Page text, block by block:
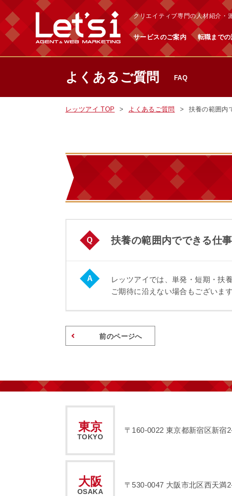
クリエイティブ専門の人材紹介・
サービスのご案内 転職まで
よくあるご質問 FAQ
レッツアイ TOP よくあるご質問 扶養の範囲内
扶養の範囲内でできる仕
レッツアイでは、単発・短期・扶
ご期待に沿えない場合もございます
前のページへ
東京
TOKYO
〒160-0022 東京都新宿区新宿
大阪
OSAKA
〒530-0047 大阪市北区西天満